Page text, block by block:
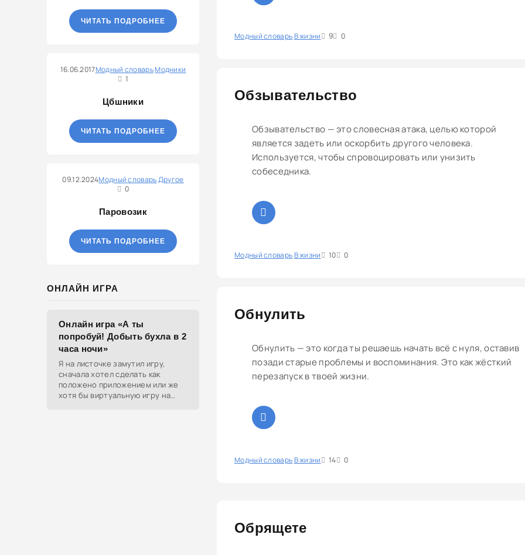
ЧИТАТЬ ПОДРОБНЕЕ
16.06.2017Модный словарьМодники
1
Цбшники
ЧИТАТЬ ПОДРОБНЕЕ
09.12.2024Модный словарьДругое
0
Паровозик
ЧИТАТЬ ПОДРОБНЕЕ
ОНЛАЙН ИГРА
Онлайн игра «А ты
попробуй! Добыть бухла в 2
часа ночи»
Я на листочке замутил игру,
сначала хотел сделать как
положено приложением или же
хотя бы виртуальную игру на
Модный словарьВ жизни 9 0
1 2 3 4 5
Обзывательство
Обзывательство — это словесная атака, целью которой
является задеть или оскорбить другого человека.
Используется, чтобы спровоцировать или унизить
собеседника.
Модный словарьВ жизни 10 0
0 1 2 3 4 5
Обнулить
Обнулить — это когда ты решаешь начать всё с нуля, оставив
позади старые проблемы и воспоминания. Это как жёсткий
перезапуск в твоей жизни.
Модный словарьВ жизни 14 0
0 1 2 3 4 5
Обрящете